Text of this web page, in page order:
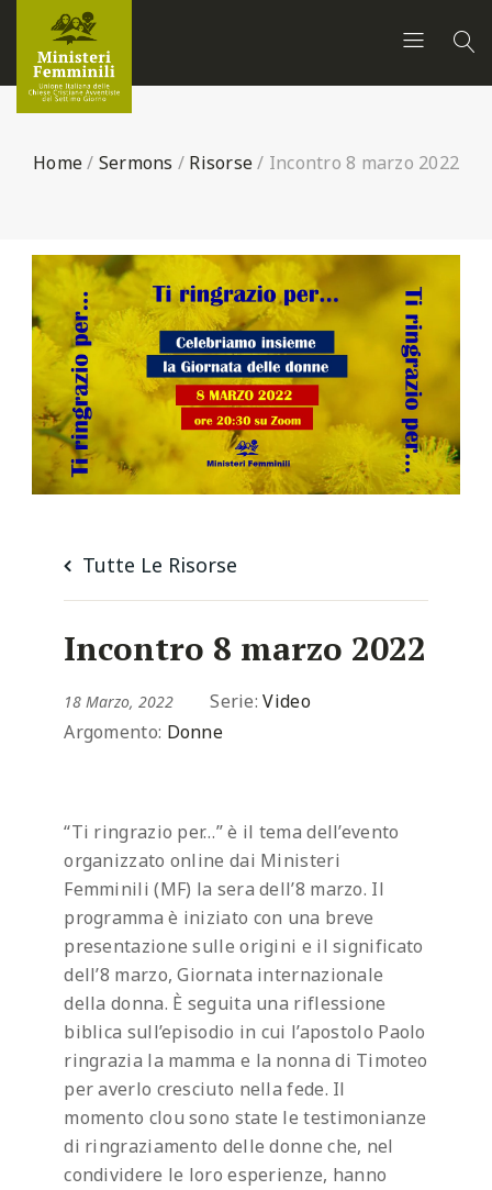
Home/ Sermons / Risorse/ Incontro 8 marzo 2022
Tutte Le Risorse
Incontro 8 marzo 2022
18 Marzo, 2022 Serie:Video
Argomento: Donne
“Ti ringrazio per…” è il tema dell’evento
organizzato online dai Ministeri
Femminili (MF) la sera dell’8 marzo. Il
programma è iniziato con una breve
presentazione sulle origini e il significato
dell’8 marzo, Giornata internazionale
della donna. È seguita una riflessione
biblica sull’episodio in cui l’apostolo Paolo
ringrazia la mamma e la nonna di Timoteo
per averlo cresciuto nella fede. Il
momento clou sono state le testimonianze
di ringraziamento delle donne che, nel
condividere le loro esperienze, hanno